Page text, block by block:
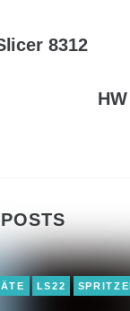
8312
LS22